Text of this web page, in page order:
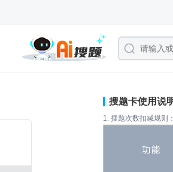
搜题卡使用说
1. 搜题次数扣减规则：